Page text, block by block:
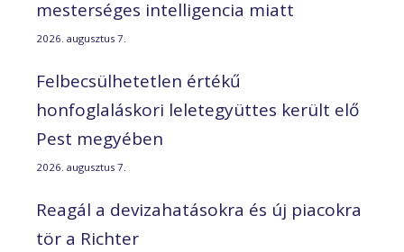
mesterséges intelligencia miatt
2026. augusztus 7.
Felbecsülhetetlen értékű
honfoglaláskori leletegyüttes került elő
Pest megyében
2026. augusztus 7.
Reagál a devizahatásokra és új piacokra
tör a Richter